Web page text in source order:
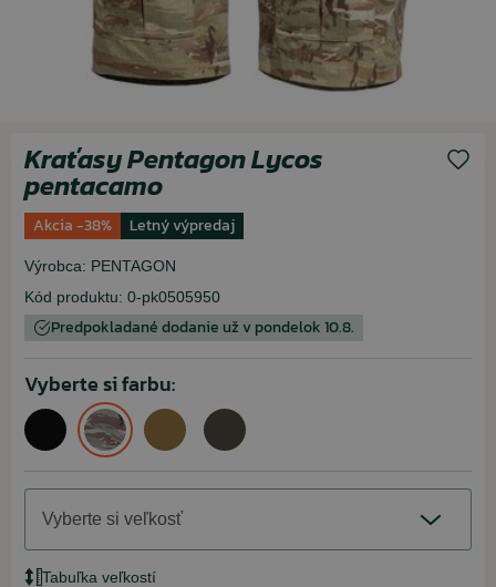
Kraťasy Pentagon Lycos
pentacamo
Akcia -38% Letný výpredaj
Výrobca: PENTAGON
Kód produktu: 0-pk0505950
Predpokladané dodanie už v pondelok 10.8.
Vyberte si farbu:
Vyberte si veľkosť
Tabuľka veľkostí